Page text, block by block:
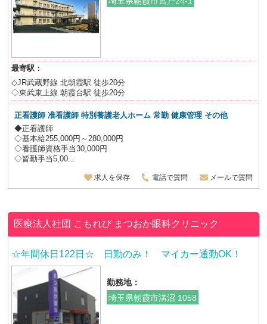
最寄駅：
◇JR武蔵野線 北朝霞駅 徒歩20分
◇東武東上線 朝霞台駅 徒歩20分
正看護師 准看護師特別養護老人ホーム 常勤 健康管理 その他
◆正看護師
◇基本給255,000円～280,000円
◇看護師資格手当30,000円
◇皆勤手当5,00...
求人を保存 電話で質問 メールで質問
医療法人社団 こもれび まつおか眼科クリニック
☆年間休日122日☆ 日勤のみ！ マイカー通勤OK！
勤務地：
埼玉県朝霞市溝沼 1058